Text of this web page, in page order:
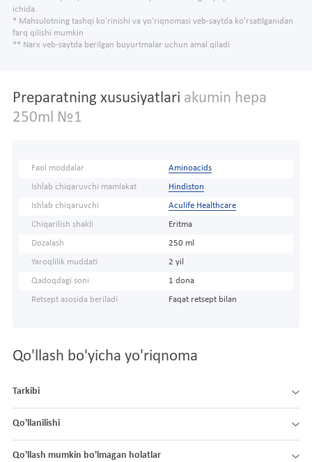
ichida.
* Mahsulotning tashqi ko'rinishi va yo'riqnomasi veb-saytda ko'rsatilganidan
farq qilishi mumkin
** Narx veb-saytda berilgan buyurtmalar uchun amal qiladi
Preparatning xususiyatlari akumin hepa
250ml №1
Faol moddalar Aminoacids
Ishlab chiqaruvchi mamlakat Hindiston
Ishlab chiqaruvchi Aculife Healthcare
Chiqarilish shakli Eritma
Dozalash 250 ml
Yaroqlilik muddati 2 yil
Qadoqdagi soni 1 dona
Retsept asosida beriladi Faqat retsept bilan
Qo'llash bo'yicha yo'riqnoma
Tarkibi
Qo'llanilishi
Qo'llash mumkin bo'lmagan holatlar